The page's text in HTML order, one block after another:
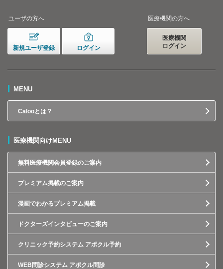
ユーザの方へ
新規ユーザ登録 ログイン
医療機関の方へ
医療機関
ログイン
MENU
Calooとは？
医療機関向けMENU
無料医療機関会員登録のご案内
プレミアム掲載のご案内
漫画でわかるプレミアム掲載
ドクターズインタビューのご案内
クリニック予約システム アポクル予約
WEB問診システム アポクル問診